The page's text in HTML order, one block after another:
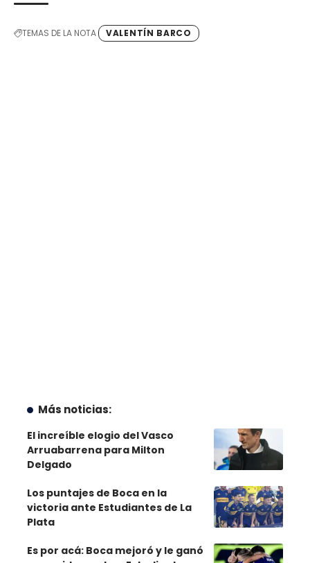
TEMAS DE LA NOTA VALENTÍN BARCO
Más noticias:
El increíble elogio del Vasco
Arruabarrena para Milton
Delgado
Los puntajes de Boca en la
victoria ante Estudiantes de La
Plata
Es por acá: Boca mejoró y le ganó